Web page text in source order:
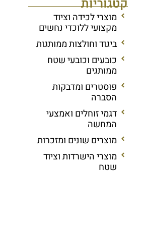
מוצרי לכידה וציוד
מקצועי ללוכדי נחשים
ביגוד וחולצות ממותגות
כובעים וכובעי שטח
ממותגים
פוסטרים ומדבקות
הסברה
דגמי זוחלים ואמצעי
המחשה
מוצרים שונים ומזכרות
מוצרי הישרדות וציוד
שטח